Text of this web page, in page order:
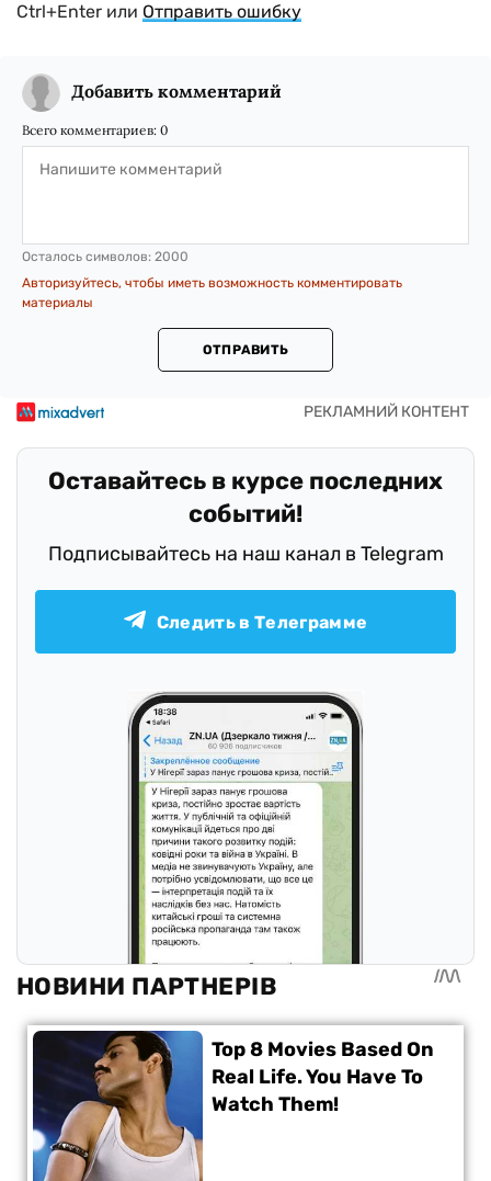
Ctrl+Enter или Отправить ошибку
Добавить комментарий
Всего комментариев: 0
Осталось символов: 2000
Авторизуйтесь, чтобы иметь возможность комментировать
материалы
ОТПРАВИТЬ
Оставайтесь в курсе последних
событий!
Подписывайтесь на наш канал в Telegram
Следить в Телеграмме